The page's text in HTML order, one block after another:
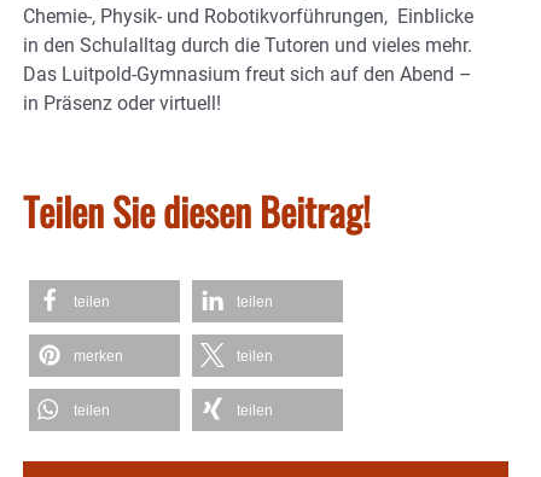
Chemie-, Physik- und Robotikvorführungen, Einblicke
in den Schulalltag durch die Tutoren und vieles mehr.
Das Luitpold-Gymnasium freut sich auf den Abend –
in Präsenz oder virtuell!
Teilen Sie diesen Beitrag!
teilen teilen
merken teilen
teilen teilen